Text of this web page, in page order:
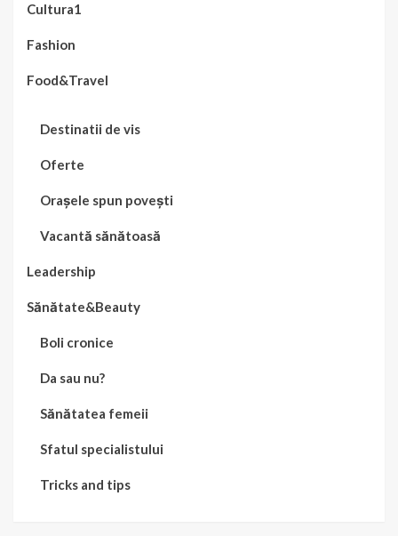
Cultura1
Fashion
Food&Travel
Destinatii de vis
Oferte
Orașele spun povești
Vacantă sănătoasă
Leadership
Sănătate&Beauty
Boli cronice
Da sau nu?
Sănătatea femeii
Sfatul specialistului
Tricks and tips